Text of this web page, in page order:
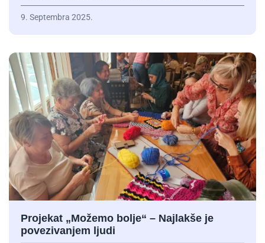
9. Septembra 2025.
Projekat „Možemo bolje“ – Najlakše je
povezivanjem ljudi